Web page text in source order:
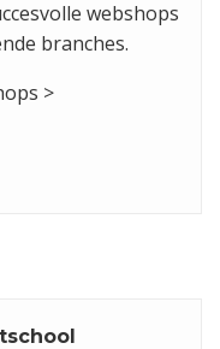
webshops
branches.
>